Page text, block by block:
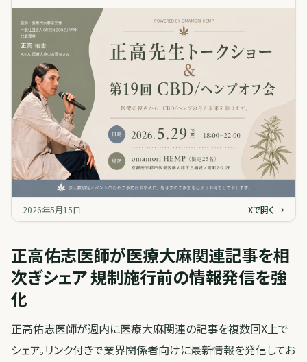
2026年5月15日 Xで開く →
正高佑志医師が医療大麻関連記事を相
次ぎシェア 規制施行前の情報発信を強
化
正高佑志医師が週内に医療大麻関連の記事を複数回X上で
シェア。リンク付きで業界関係者向けに最新情報を発信してお